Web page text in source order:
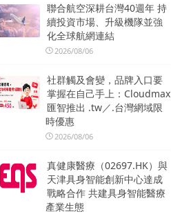
聯合航空深耕台灣40週年 持
續投資市場、升級機隊並強
化全球航網連結
2026/08/06
社群觸及會變，品牌入口要
掌握在自己手上：Cloudmax
匯智推出 .tw／.台灣網域限
時優惠
2026/08/06
真健康醫療（02697.HK）與
天津具身智能創新中心達成
戰略合作 共建具身智能醫療
產業生態